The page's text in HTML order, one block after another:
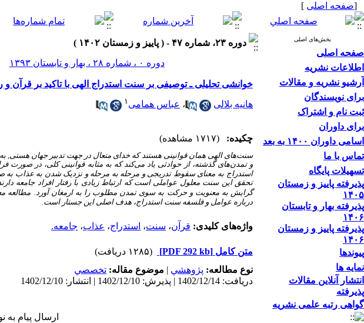
[صفحه اصلی ]
بخش‌های اصلی
صفحه اصلی
اطلاعات نشریه
آرشیو نشریه و مقالات
برای نویسندگان
ثبت نام و اشتراک
برای داوران
اسامی داوران ۱۴۰۰ به بعد
تماس با ما
تسهیلات پایگاه
پذیرفته پاییز و زمستان
۱۴۰۵
پذیرفته بهار و تابستان
۱۴۰۶
پذیرفته پاییز و زمستان
۱۴۰۶
پیوندها
نمایه ها
انتشار آنلاین مقالات
پذیرفته
گواهی رتبه علمی نشریه
دوره ۲۳، شماره ۴۷ - ( پاییز و زمستان ۱۴۰۲ )
دوره ۰ ، شماره ۲۸ ، بهار و تابستان ۱۳۹۳
خوانشی تحلیلی ـ توصیفی بر سنت استدراج الهی با تاکید بر قرآن و
هانیه بلالی ، عباس همامی ۱
چکیده: (۱۷۱۷ مشاهده)
سنتهای الهی همان قوانینی هستند که خدای متعال در جهت تدبیر جهان
و تمدن‌های گذشته، از حوادثی یاد می‌کند که به مثابه قوانینی کلی، در
استدراج به معنای سقوط تدریجی و مرحله به مرحله و نزدیک شدن به عذاب
تحقق این سنت معلول عواملی است که ارتباط زیادی با رفتار افراد جامعه
گرایش به معنویت و حرکت به سوی تمدن مطلوب را به ارمغان آورد. مطالعه
درباره عوامل و فلسفه سنت استدراج، هدف اصلی این جستار است.
واژه‌های کلیدی: قرآن، سنت، استدراج، عذاب، جامعه.
متن کامل [PDF 292 kb]
(۱۲۸۵ دریافت)
نوع مطالعه: پژوهشي | موضوع مقاله: تخصصي
دریافت: 1402/12/14 | پذیرش: 1402/12/10 | انتشار: 1402/12/10
ارسال پیام به